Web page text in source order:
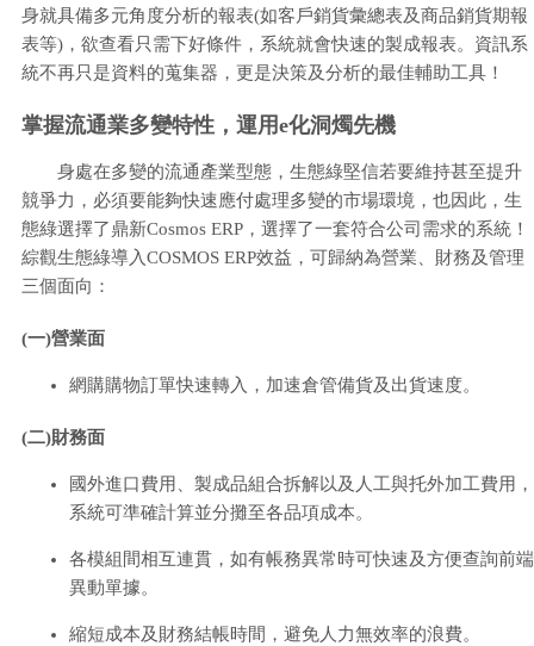
身就具備多元角度分析的報表(如客戶銷貨彙總表及商品銷貨期報
表等)，欲查看只需下好條件，系統就會快速的製成報表。資訊系
統不再只是資料的蒐集器，更是決策及分析的最佳輔助工具！
掌握流通業多變特性，運用e化洞燭先機
身處在多變的流通產業型態，生態綠堅信若要維持甚至提升
競爭力，必須要能夠快速應付處理多變的市場環境，也因此，生
態綠選擇了鼎新Cosmos ERP，選擇了一套符合公司需求的系統！
綜觀生態綠導入COSMOS ERP效益，可歸納為營業、財務及管理
三個面向：
(一)營業面
網購購物訂單快速轉入，加速倉管備貨及出貨速度。
(二)財務面
國外進口費用、製成品組合拆解以及人工與托外加工費用，
系統可準確計算並分攤至各品項成本。
各模組間相互連貫，如有帳務異常時可快速及方便查詢前端
異動單據。
縮短成本及財務結帳時間，避免人力無效率的浪費。